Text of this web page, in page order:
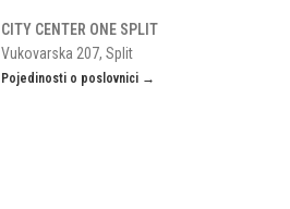
CITY CENTER ONE SPLIT
Vukovarska 207, Split
Pojedinosti o poslovnici →